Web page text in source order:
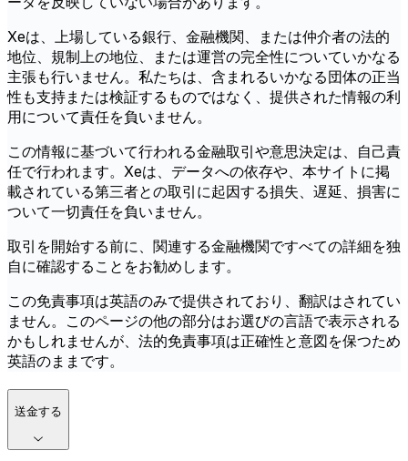
Xeは、上場している銀行、金融機関、または仲介者の法的
地位、規制上の地位、または運営の完全性についていかなる
主張も行いません。私たちは、含まれるいかなる団体の正当
性も支持または検証するものではなく、提供された情報の利
用について責任を負いません。
この情報に基づいて行われる金融取引や意思決定は、自己責
任で行われます。Xeは、データへの依存や、本サイトに掲
載されている第三者との取引に起因する損失、遅延、損害に
ついて一切責任を負いません。
取引を開始する前に、関連する金融機関ですべての詳細を独
自に確認することをお勧めします。
この免責事項は英語のみで提供されており、翻訳はされてい
ません。このページの他の部分はお選びの言語で表示される
かもしれませんが、法的免責事項は正確性と意図を保つため
英語のままです。
送金する